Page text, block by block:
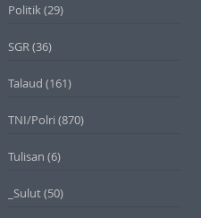
Politik(29)
SGR(36)
Talaud (161)
TNI/Polri (870)
Tulisan (6)
_Sulut(50)